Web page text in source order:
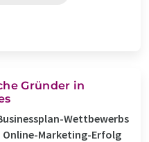
Gründer in
Wettbewerbs
Online-Marketing-Erfolg